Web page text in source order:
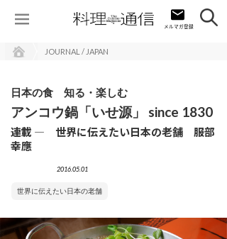
JOURNAL / JAPAN
日本の食 知る・楽しむ
アンコウ鍋「いせ源」 since 1830
連載 ― 世界に伝えたい日本の老舗 服部
幸應
2016.05.01
世界に伝えたい日本の老舗